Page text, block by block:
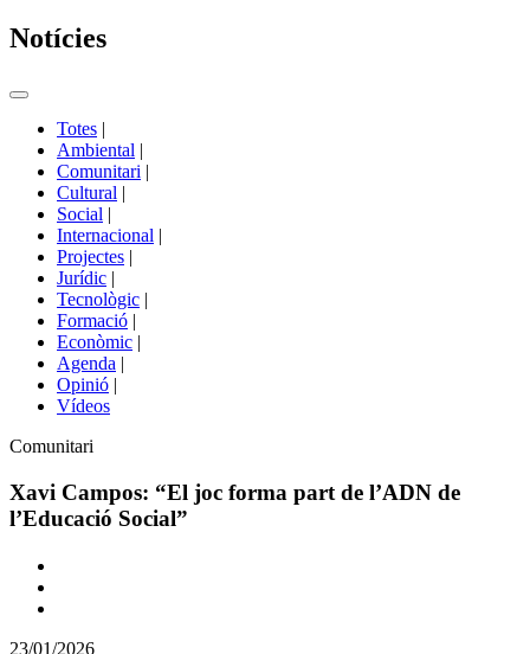
Notícies
Commutador
portals
Totes |
Ambiental |
Comunitari |
Cultural |
Social |
Internacional |
Projectes |
Jurídic |
Tecnològic |
Formació |
Econòmic |
Agenda |
Opinió |
Vídeos
Àmbit
la
notícia
Comunitari
Xavi Campos: “El joc forma part de l’ADN de
l’Educació Social”
Comparteix
23/01/2026